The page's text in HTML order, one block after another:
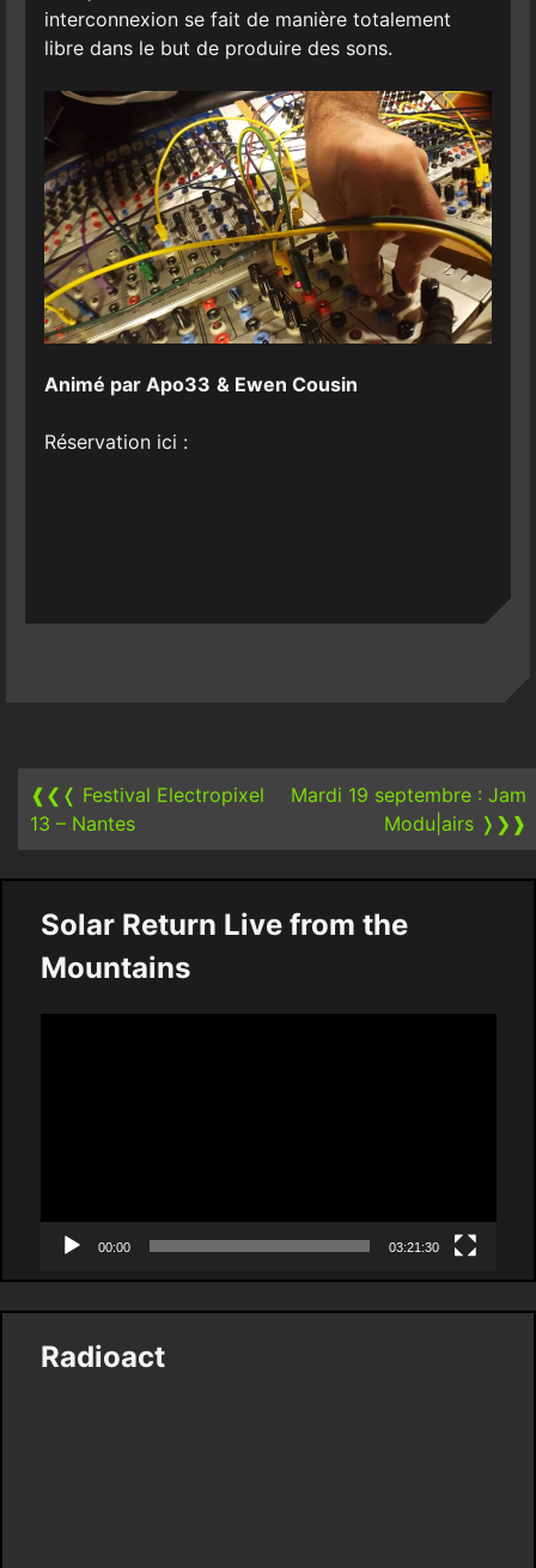
interconnexion se fait de manière totalement
libre dans le but de produire des sons.
Animé par Apo33 & Ewen Cousin
Réservation ici :
navigation
❰❮❬ Festival Electropixel
13 – Nantes
Mardi 19 septembre : Jam
Modu|airs ❭❯❱
Solar Return Live from the
Mountains
00:00 03:21:30
Radioact